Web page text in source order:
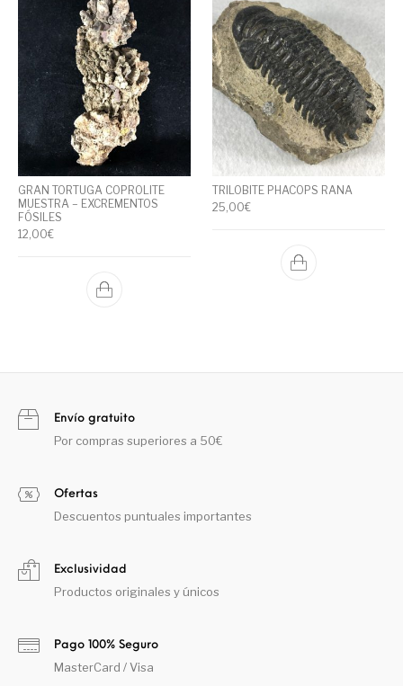
GRAN TORTUGA COPROLITE
MUESTRA – EXCREMENTOS
FÓSILES
12,00€
TRILOBITE PHACOPS RANA
25,00€
Envío gratuito
Por compras superiores a 50€
Ofertas
Descuentos puntuales importantes
Exclusividad
Productos originales y únicos
Pago 100% Seguro
MasterCard / Visa